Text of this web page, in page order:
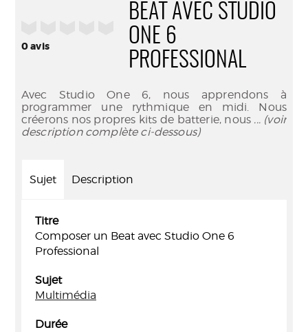
0avis
BEAT AVEC STUDIO
ONE 6
PROFESSIONAL
Avec Studio One 6, nous apprendons à
programmer une rythmique en midi. Nous
créerons nos propres kits de batterie, nous ... (voir
description complète ci-dessous)
Sujet Description
Titre
Composer un Beat avec Studio One 6
Professional
Sujet
Multimédia
Durée